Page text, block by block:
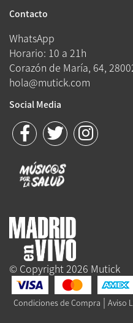
Contacto
WhatsApp
Horario: 10 a 21h
Corazón de María, 64,
hola@mutick.com
Social Media
© Copyright 2026 Mutick
Condiciones de Compra | Aviso